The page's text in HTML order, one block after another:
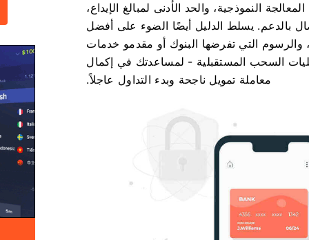
النموذجية، والحد الأدنى لمبالغ الإيداع،
بالدعم. يسلط الدليل أيضًا الضوء على أفضل
التي تفرضها البنوك أو مقدمو خدمات
السحب المستقبلية - لمساعدتك في إكمال
معاملة تمويل ناجحة وبدء التداول عاجلاً.